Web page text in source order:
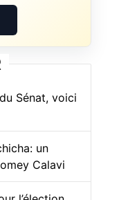
Sénat, voici
un
Calavi